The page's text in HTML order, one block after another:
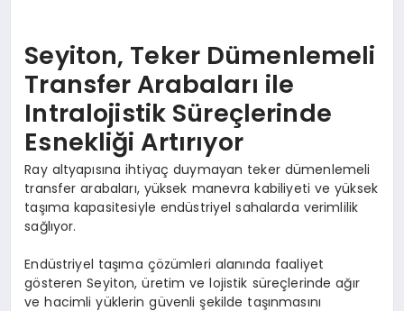
Seyiton, Teker Dümenlemeli
Transfer Arabaları ile
Intralojistik Süreçlerinde
Esnekliği Artırıyor
Ray altyapısına ihtiyaç duymayan teker dümenlemeli
transfer arabaları, yüksek manevra kabiliyeti ve yüksek
taşıma kapasitesiyle endüstriyel sahalarda verimlilik
sağlıyor.
Endüstriyel taşıma çözümleri alanında faaliyet
gösteren Seyiton, üretim ve lojistik süreçlerinde ağır
ve hacimli yüklerin güvenli şekilde taşınmasını